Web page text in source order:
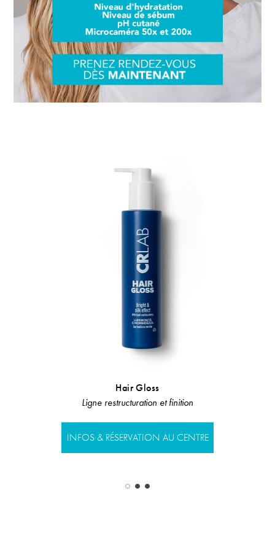
Hair Gloss
Ligne restructuration et finition
INFOS & RÉSERVATION AU CENTRE